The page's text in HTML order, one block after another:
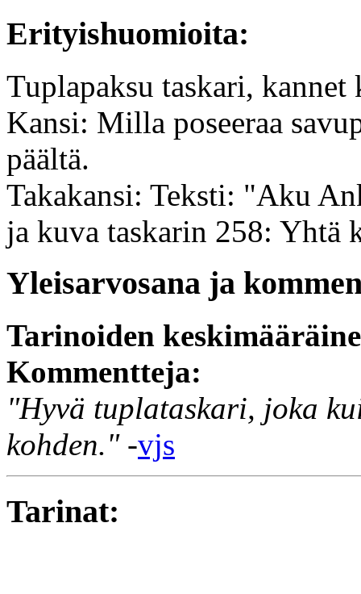
Erityishuomioita:
Tuplapaksu taskari,
Kansi: Milla poseeraa
päältä.
Takakansi: Teksti: "Aku
ja kuva taskarin 258: Yhtä
Yleisarvosana ja
Tarinoiden
Kommentteja:
"Hyvä tuplataskari, joka
kohden."-vjs
Tarinat: